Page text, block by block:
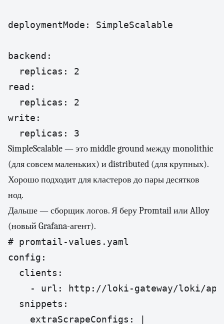
deploymentMode: SimpleScalable
backend:
  replicas: 2
read:
  replicas: 2
write:
  replicas: 3
SimpleScalable — это middle ground между monolithic
(для совсем маленьких) и distributed (для крупных).
Хорошо подходит для кластеров до пары десятков
нод.
Дальше — сборщик логов. Я беру Promtail или Alloy
(новый Grafana-агент).
# promtail-values.yaml
config:
  clients:
- url: http://loki-gateway/loki/
  snippets:
    extraScrapeConfigs: |